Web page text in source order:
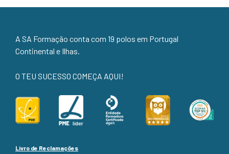
A SA Formação conta com 19 polos em Portugal
Continental e Ilhas.
O TEU SUCESSO COMEÇA AQUI!
Livro de Reclamações